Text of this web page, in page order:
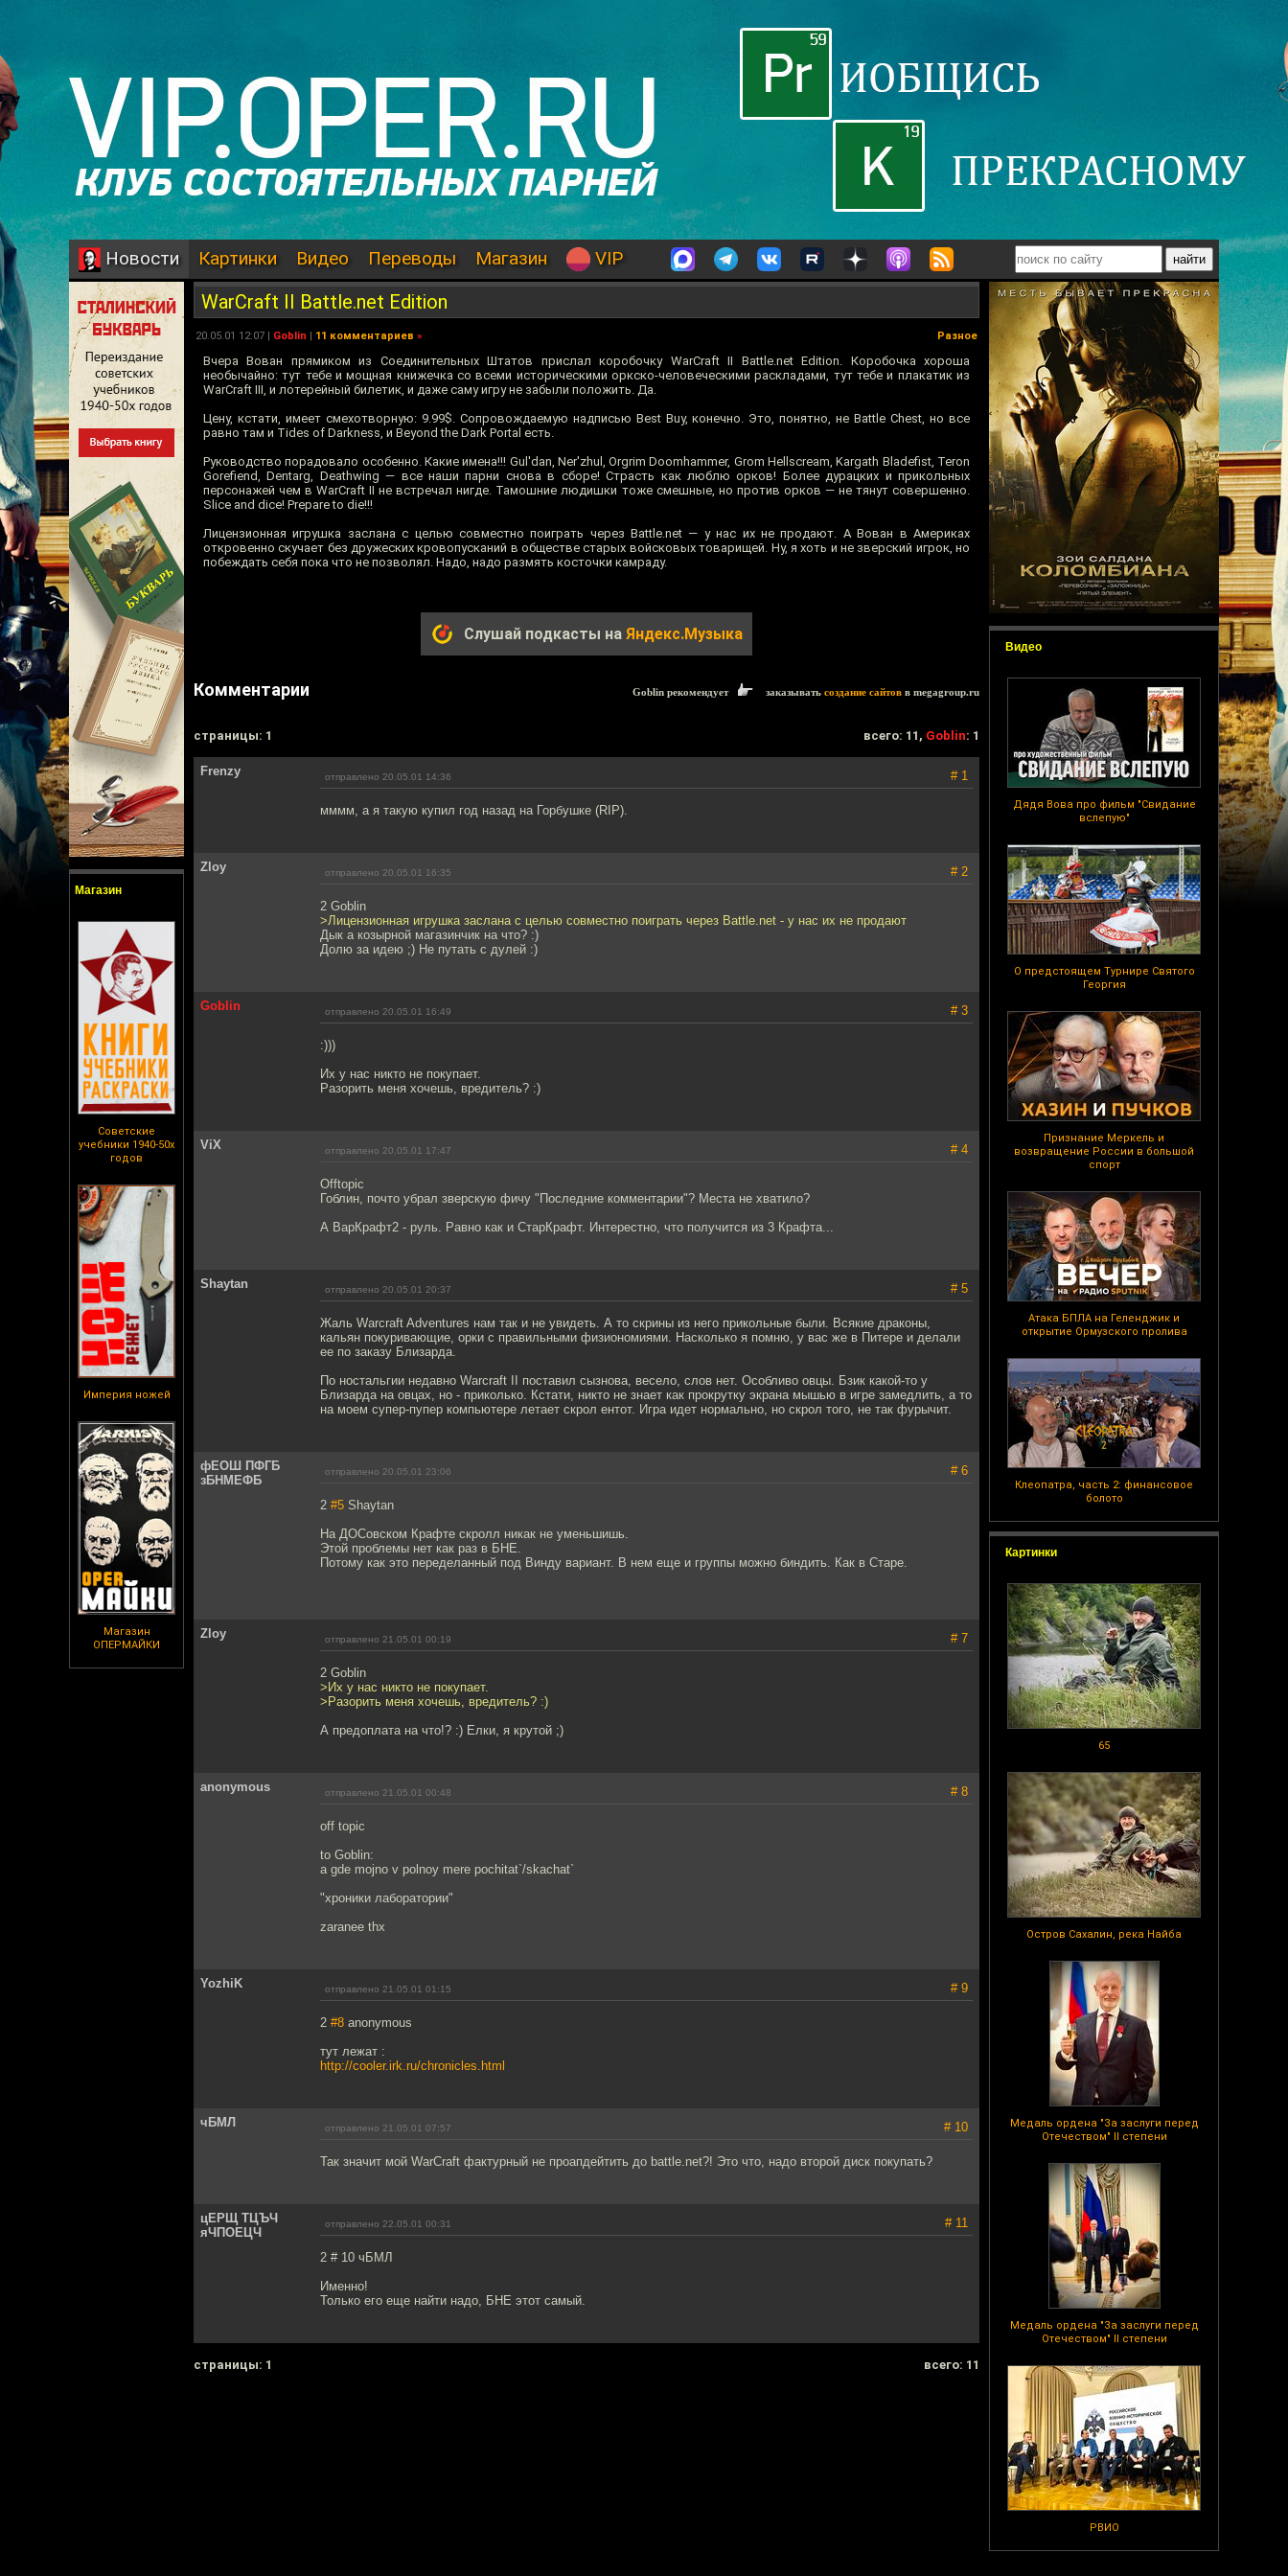
Новости Картинки Видео Переводы Магазин VIP
Магазин
Советские
учебники 1940-50х
годов
Империя ножей
Магазин
ОПЕРМАЙКИ
Видео
Дядя Вова про фильм "Свидание
вслепую"
О предстоящем Турнире Святого
Георгия
Признание Меркель и
возвращение России в большой
спорт
Атака БПЛА на Геленджик и
открытие Ормузского пролива
Клеопатра, часть 2: финансовое
болото
Картинки
65
Остров Сахалин, река Найба
Медаль ордена "За заслуги перед
Отечеством" II степени
Медаль ордена "За заслуги перед
Отечеством" II степени
РВИО
WarCraft II Battle.net Edition
20.05.01 12:07 | Goblin | 11 комментариев » Разное
Вчера Вован прямиком из Соединительных Штатов прислал коробочку WarCraft II Battle.net Edition. Коробочка хороша
необычайно: тут тебе и мощная книжечка со всеми историческими оркско-человеческими раскладами, тут тебе и плакатик из
WarCraft III, и лотерейный билетик, и даже саму игру не забыли положить. Да.
Цену, кстати, имеет смехотворную: 9.99$. Сопровождаемую надписью Best Buy, конечно. Это, понятно, не Battle Chest, но все
равно там и Tides of Darkness, и Beyond the Dark Portal есть.
Руководство порадовало особенно. Какие имена!!! Gul'dan, Ner'zhul, Orgrim Doomhammer, Grom Hellscream, Kargath Bladefist, Teron
Gorefiend, Dentarg, Deathwing — все наши парни снова в сборе! Страсть как люблю орков! Более дурацких и прикольных
персонажей чем в WarCraft II не встречал нигде. Тамошние людишки тоже смешные, но против орков — не тянут совершенно.
Slice and dice! Prepare to die!!!
Лицензионная игрушка заслана с целью совместно поиграть через Battle.net — у нас их не продают. А Вован в Америках
откровенно скучает без дружеских кровопусканий в обществе старых войсковых товарищей. Ну, я хоть и не зверский игрок, но
побеждать себя пока что не позволял. Надо, надо размять косточки камраду.
Слушай подкасты на Яндекс.Музыка
Комментарии Goblin рекомендует заказывать создание сайтов в megagroup.ru
cтраницы: 1 всего: 11, Goblin: 1
Frenzy отправлено 20.05.01 14:36 # 1
мммм, а я такую купил год назад на Горбушке (RIP).
Zloy отправлено 20.05.01 16:35 # 2
2 Goblin
>Лицензионная игрушка заслана с целью совместно поиграть через Battle.net - у нас их не продают
Дык а козырной магазинчик на что? :)
Долю за идею ;) Не путать с дулей :)
Goblin отправлено 20.05.01 16:49 # 3
:)))
Их у нас никто не покупает.
Разорить меня хочешь, вредитель? :)
ViX отправлено 20.05.01 17:47 # 4
Offtopic
Гоблин, почто убрал зверскую фичу "Последние комментарии"? Места не хватило?
А ВарКрафт2 - руль. Равно как и СтарКрафт. Интерестно, что получится из 3 Крафта...
Shaytan отправлено 20.05.01 20:37 # 5
Жаль Warcraft Adventures нам так и не увидеть. А то скрины из него прикольные были. Всякие драконы,
кальян покуривающие, орки с правильными физиономиями. Насколько я помню, у вас же в Питере и делали
ее по заказу Близарда.
По ностальгии недавно Warcraft II поставил сызнова, весело, слов нет. Особливо овцы. Бзик какой-то у
Близарда на овцах, но - приколько. Кстати, никто не знает как прокрутку экрана мышью в игре замедлить, а то
на моем супер-пупер компьютере летает скрол ентот. Игра идет нормально, но скрол того, не так фурычит.
фЕОШ ПФГБ
зБНМЕФБ
отправлено 20.05.01 23:06 # 6
2 #5 Shaytan
На ДОСовском Крафте скролл никак не уменьшишь.
Этой проблемы нет как раз в БНЕ.
Потому как это переделанный под Винду вариант. В нем еще и группы можно биндить. Как в Старе.
Zloy отправлено 21.05.01 00:19 # 7
2 Goblin
>Их у нас никто не покупает.
>Разорить меня хочешь, вредитель? :)
А предоплата на что!? :) Елки, я крутой ;)
anonymous отправлено 21.05.01 00:48 # 8
off topic
to Goblin:
a gde mojno v polnoy mere pochitat`/skachat`
"хроники лаборатории"
zaranee thx
YozhiK отправлено 21.05.01 01:15 # 9
2 #8 anonymous
тут лежат :
http://cooler.irk.ru/chronicles.html
чБМЛ отправлено 21.05.01 07:57 # 10
Так значит мой WarCraft фактурный не проапдейтить до battle.net?! Это что, надо второй диск покупать?
цЕРЩ ТЦЪЧ
яЧПОЕЦЧ
отправлено 22.05.01 00:31 # 11
2 # 10 чБМЛ
Именно!
Только его еще найти надо, БНЕ этот самый.
cтраницы: 1 всего: 11